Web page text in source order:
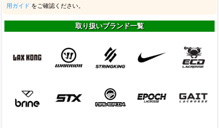
用ガイド をご確認ください。
取り扱いブランド一覧